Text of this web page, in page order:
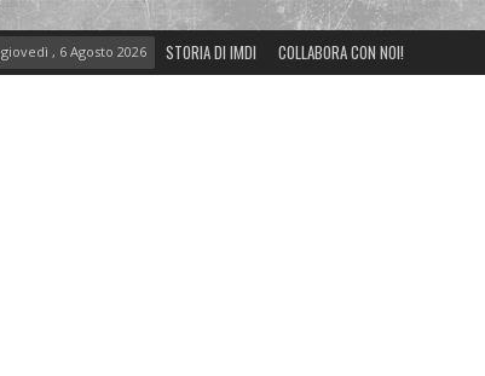
giovedì , 6 Agosto 2026 STORIA DI IMDI COLLABORA CON NOI!